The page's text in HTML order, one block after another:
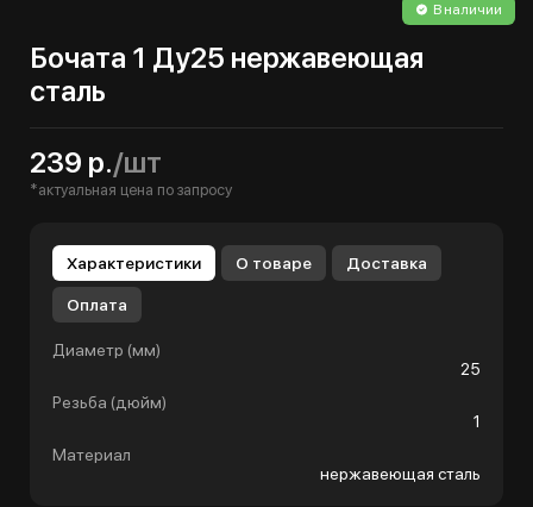
В наличии
Бочата 1 Ду25 нержавеющая
сталь
239 р./шт
*актуальная цена по запросу
Характеристики О товаре Доставка
Оплата
Диаметр (мм)
25
Резьба (дюйм)
1
Материал
нержавеющая сталь